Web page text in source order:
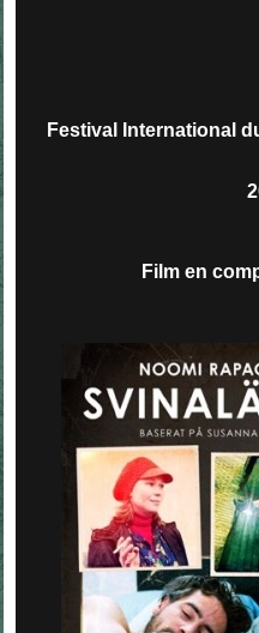
Festival International
Film en